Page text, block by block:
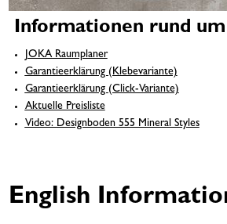
Informationen rund
JOKA Raumplaner
Garantieerklärung (Klebevariante)
Garantieerklärung (Click-Variante)
Aktuelle Preisliste
Video: Designboden 555 Mineral Styles
English